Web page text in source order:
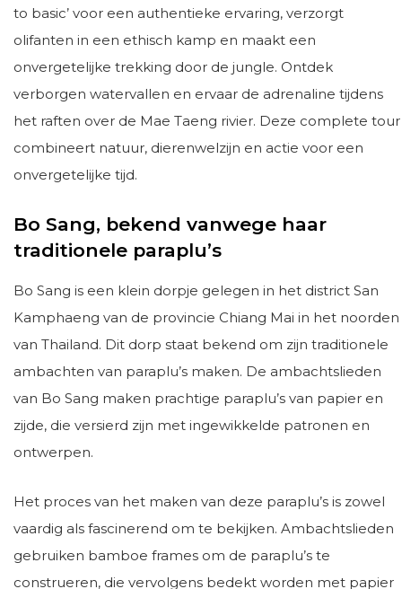
to basic’ voor een authentieke ervaring, verzorgt
olifanten in een ethisch kamp en maakt een
onvergetelijke trekking door de jungle. Ontdek
verborgen watervallen en ervaar de adrenaline tijdens
het raften over de Mae Taeng rivier. Deze complete tour
combineert natuur, dierenwelzijn en actie voor een
onvergetelijke tijd.
Bo Sang, bekend vanwege haar
traditionele paraplu’s
Bo Sang is een klein dorpje gelegen in het district San
Kamphaeng van de provincie Chiang Mai in het noorden
van Thailand. Dit dorp staat bekend om zijn traditionele
ambachten van paraplu’s maken. De ambachtslieden
van Bo Sang maken prachtige paraplu’s van papier en
zijde, die versierd zijn met ingewikkelde patronen en
ontwerpen.
Het proces van het maken van deze paraplu’s is zowel
vaardig als fascinerend om te bekijken. Ambachtslieden
gebruiken bamboe frames om de paraplu’s te
construeren, die vervolgens bedekt worden met papier